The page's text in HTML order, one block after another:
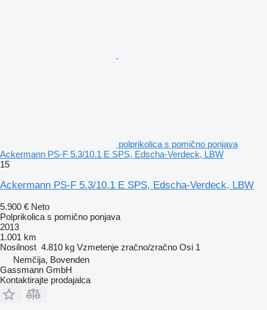
polprikolica s pomično ponjava
Ackermann PS-F 5.3/10.1 E SPS, Edscha-Verdeck, LBW
15
Ackermann PS-F 5.3/10.1 E SPS, Edscha-Verdeck, LBW
5.900 € Neto
Polprikolica s pomično ponjava
2013
1.001 km
Nosilnost 4.810 kg Vzmetenje zračno/zračno Osi 1
Nemčija, Bovenden
Gassmann GmbH
Kontaktirajte prodajalca